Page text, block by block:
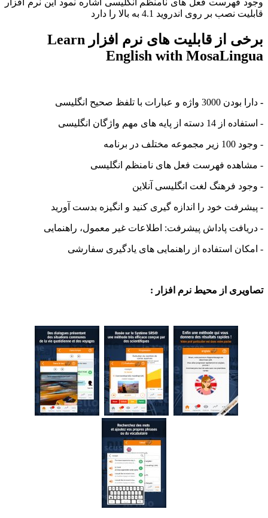
بر روی اندروید 4.1 به بالا را دارد
برخی از قابلیت های نرم افزار Learn
English with
با تلفظ صحیح انگلیسی
های مهم واژگان انگلیسی
فهرست فعل های نامنظم انگلیسی
فرهنگ لغت انگلیسی آنلاین
خود را اندازه گیری کنید و انگیزه بدست آورید
پاداش پیشرفت: اطلاعات غیر معمول، راهنمایی
استفاده از راهنمایی های یادگیری سفارشی
از محیط نرم افزار :